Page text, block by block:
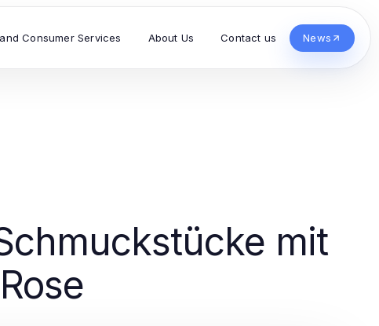
Consumer Services About Us Contact us News
mit